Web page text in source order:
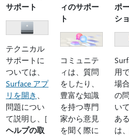
サポート
テクニカル
サポートに
ついては、
Surface アプ
リを開き
問題につい
て説明し、[
ヘルプの取
ィのサポー
ト
コミュニテ
ィは、質問
をしたり、
豊富な知識
を持つ専門
家から意見
を聞く際に
ポ
シ
用
場
の
い
あ
は